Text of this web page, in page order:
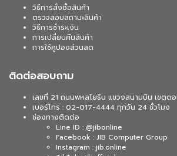
วิธีการสั่งซื้อสินค้า
ตรวจสอบสถานะสินค้า
วิธีการชำระเงิน
การเปลี่ยนคืนสินค้า
การใช้คูปองส่วนลด
ติดต่อสอบถาม
เลขที่ 21 ถนนพหลโยธิน แขวงสนามบิน เขตด
เบอร์โทร : 02-017-4444 ทุกวัน 24 ชั่วโมง
ช่องทางติดต่อ
Line ID : @jibonline
Facebook : JIB Computer Group
Instagram : jib.online